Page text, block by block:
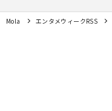
Mola エンタメウィークRSS